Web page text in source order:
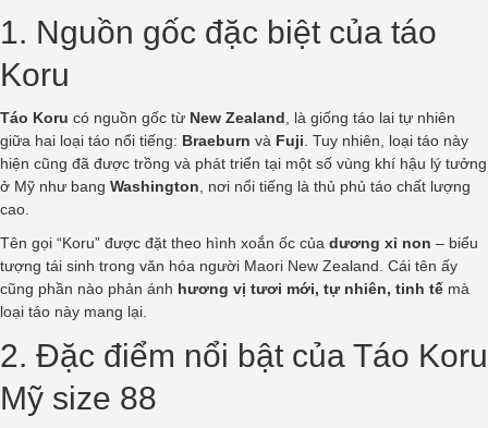
1. Nguồn gốc đặc biệt của táo
Koru
Táo Koru có nguồn gốc từ New Zealand , là giống táo lai tự nhiên
giữa hai loại táo nổi tiếng: Braeburn và Fuji . Tuy nhiên, loại táo này
hiện cũng đã được trồng và phát triển tại một số vùng khí hậu lý tưởng
ở Mỹ như bang Washington , nơi nổi tiếng là thủ phủ táo chất lượng
cao.
Tên gọi “Koru” được đặt theo hình xoắn ốc của dương xỉ non – biểu
tượng tái sinh trong văn hóa người Maori New Zealand. Cái tên ấy
cũng phần nào phản ánh hương vị tươi mới, tự nhiên, tinh tế mà
loại táo này mang lại.
2. Đặc điểm nổi bật của Táo Koru
Mỹ size 88